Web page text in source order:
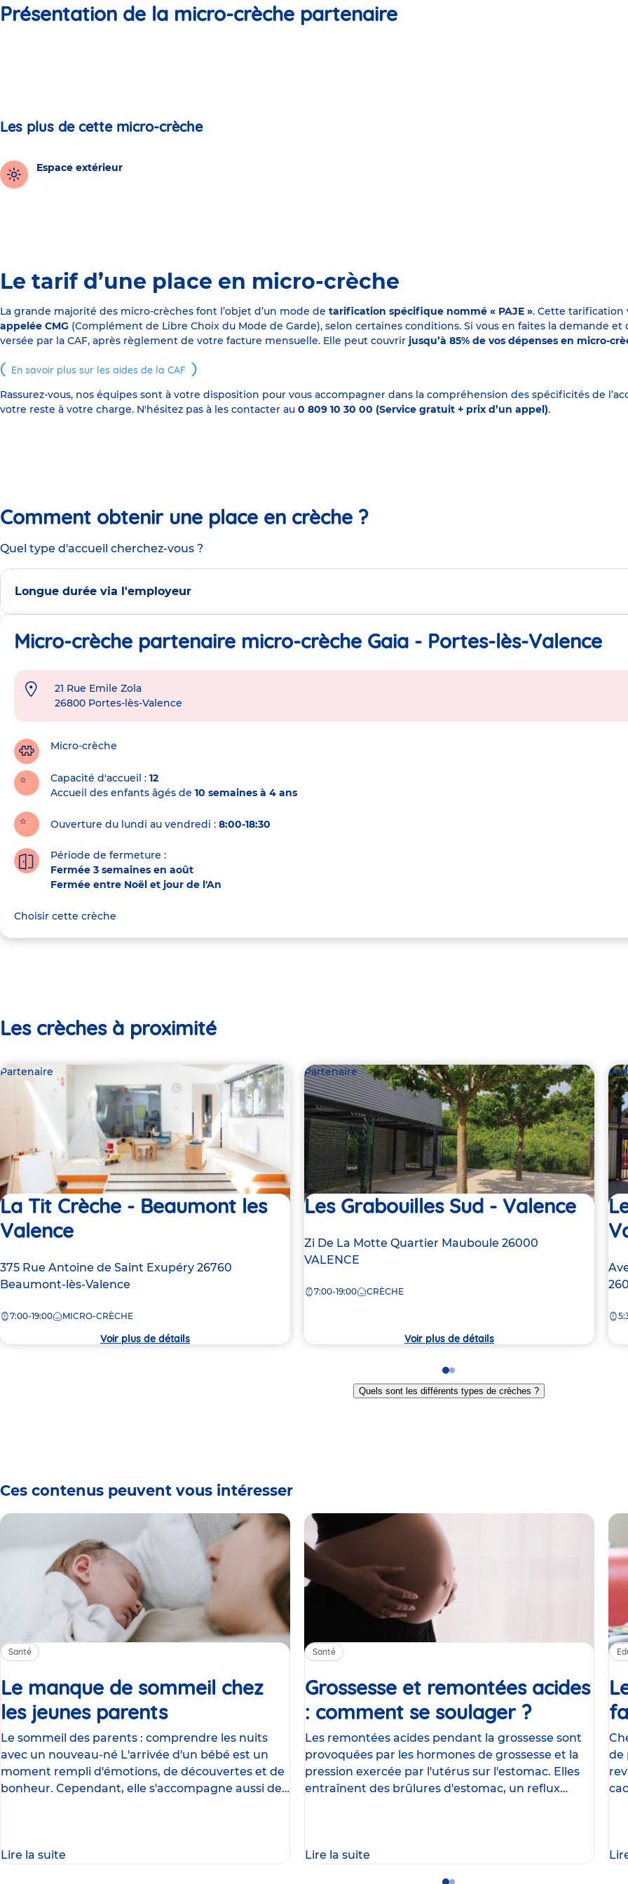
Présentation de la micro-crèche partenaire
Les plus de cette micro-crèche
Espace extérieur
Le tarif d’une place en micro-crèche
La grande majorité des micro-crèches font l’objet d’un mode de tarification spécifique nommé « PAJE ». Cette tarification
appelée CMG (Complément de Libre Choix du Mode de Garde), selon certaines conditions. Si vous en faites la demande
versée par la CAF, après règlement de votre facture mensuelle. Elle peut couvrir jusqu’à 85% de vos dépenses en micro-
En savoir plus sur les aides de la CAF
Rassurez-vous, nos équipes sont à votre disposition pour vous accompagner dans la compréhension des spécificités de
votre reste à votre charge. N'hésitez pas à les contacter au 0 809 10 30 00 (Service gratuit + prix d’un appel).
Comment obtenir une place en crèche ?
Quel type d'accueil cherchez-vous ?
Longue durée via l'employeur
Micro-crèche partenaire micro-crèche Gaia - Portes-lès-Valence
Adresse
crèche
21 Rue Emile Zola
26800 Portes-lès-Valence
Micro-crèche
Capacité d'accueil
12
Accueil des enfants âgés de 10 semaines à 4 ans
Ouverture du lundi au vendredi : 8:00-18:30
Période de fermeture :
Fermée 3 semaines en août
Fermée entre Noël et jour de l'An
Choisir cette crèche
Les crèches à proximité
Partenaire
La Tit Crèche - Beaumont les
Valence
Adresse
de
crèche
375 Rue Antoine de Saint Exupéry 26760
Beaumont-lès-Valence
7:00-19:00 MICRO-CRÈCHE
Voir plus de détails
Partenaire
Les Grabouilles Sud - Valence
Adresse
de
crèche
Zi De La Motte Quartier Mauboule 26000
VALENCE
7:00-19:00 CRÈCHE
Voir plus de détails
de
Go
to
slide
Go
to
slide
Quels sont les différents types de crèches ?
Ces contenus peuvent vous intéresser
Santé
Le manque de sommeil chez
les jeunes parentsArticle
Le sommeil des parents : comprendre les nuits
avec un nouveau-né L'arrivée d'un bébé est un
moment rempli d'émotions, de découvertes et de
bonheur. Cependant, elle s'accompagne aussi de
Lire la suite
Santé
Grossesse et remontées acides
: comment se soulager ?Article
Les remontées acides pendant la grossesse sont
provoquées par les hormones de grossesse et la
pression exercée par l'utérus sur l'estomac. Elles
entraînent des brûlures d'estomac, un reflux
Lire la suite
de